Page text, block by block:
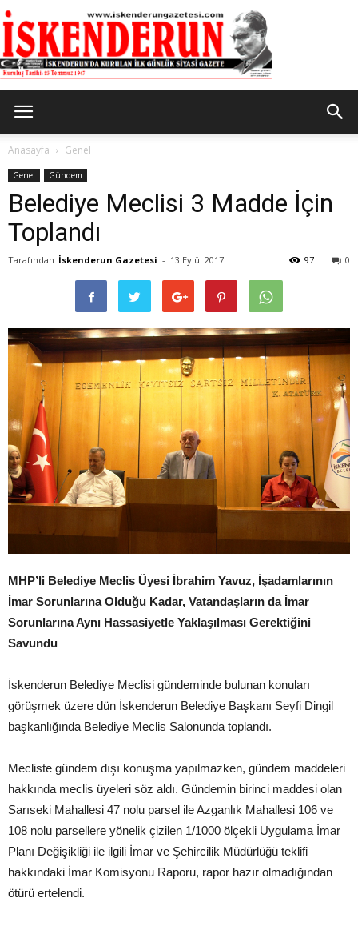
Gazetesi
Anasayfa Genel
Genel Gündem
Belediye Meclisi 3 Madde İçin
Toplandı
Tarafından İskenderun Gazetesi - 13 Eylül 2017 0
97
MHP’li Belediye Meclis Üyesi İbrahim Yavuz, İşadamlarının
İmar Sorunlarına Olduğu Kadar, Vatandaşların da İmar
Sorunlarına Aynı Hassasiyetle Yaklaşılması Gerektiğini
Savundu
İskenderun Belediye Meclisi gündeminde bulunan konuları
görüşmek üzere dün İskenderun Belediye Başkanı Seyfi Dingil
başkanlığında Belediye Meclis Salonunda toplandı.
Mecliste gündem dışı konuşma yapılmazken, gündem maddeleri
hakkında meclis üyeleri söz aldı. Gündemin birinci maddesi olan
Sarıseki Mahallesi 47 nolu parsel ile Azganlık Mahallesi 106 ve
108 nolu parsellere yönelik çizilen 1/1000 ölçekli Uygulama İmar
Planı Değişikliği ile ilgili İmar ve Şehircilik Müdürlüğü teklifi
hakkındaki İmar Komisyonu Raporu, rapor hazır olmadığından
ötürü ertelendi.